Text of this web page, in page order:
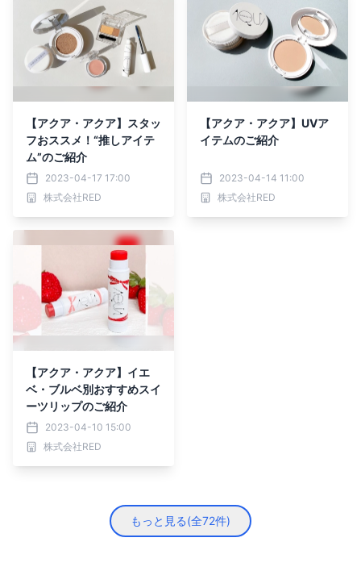
【アクア・アクア】スタッ
フおススメ！“推しアイテ
ム”のご紹介
2023-04-17 17:00
株式会社RED
【アクア・アクア】UVア
イテムのご紹介
2023-04-14 11:00
株式会社RED
【アクア・アクア】イエ
ベ・ブルベ別おすすめスイ
ーツリップのご紹介
2023-04-10 15:00
株式会社RED
もっと見る(全72件)